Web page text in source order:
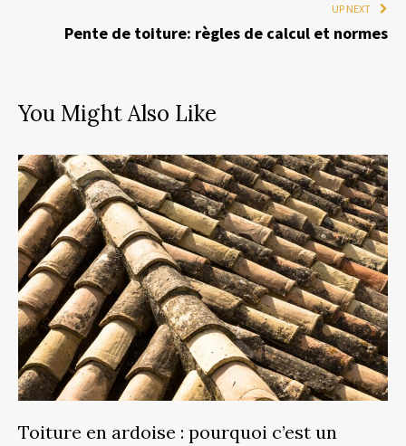
UP NEXT
Pente de toiture: règles de calcul et normes
You Might Also Like
Toiture en ardoise : pourquoi c’est un